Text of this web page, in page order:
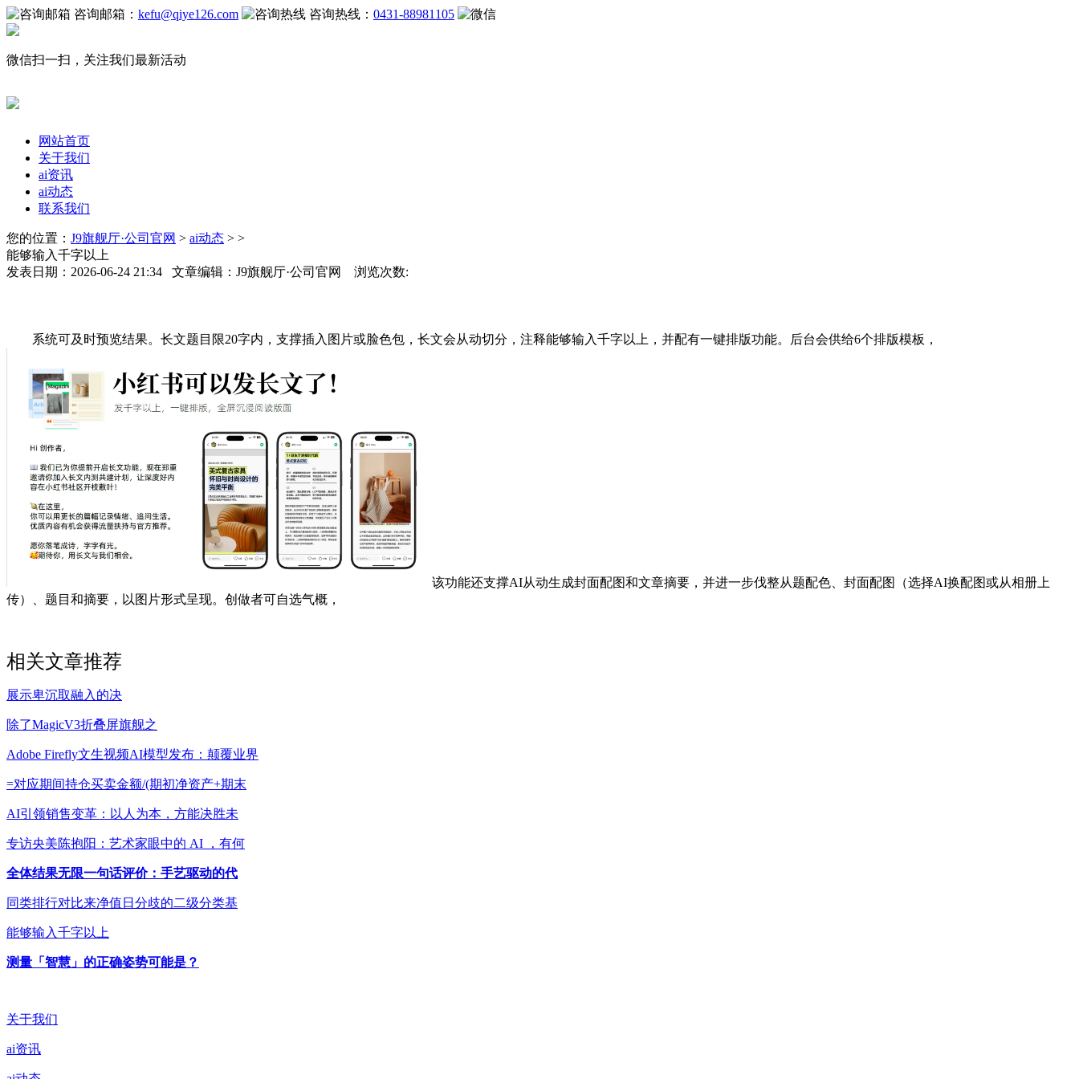
咨询邮箱： kefu@qiye126.com 咨询热线： 0431-88981105
微信扫一扫，关注我们最新活动
网站首页
关于我们
ai资讯
ai动态
联系我们
您的位置： J9旗舰厅·公司官网 > ai动态 > >
能够输入千字以上
发表日期：2026-06-24 21:34 文章编辑：J9旗舰厅·公司官网 浏览次数:
系统可及时预览结果。长文题目限20字内，支撑插入图片或脸色包，长文会从动切分，注释能够输入千字以上，并配有一键排版功能。后台会供给6个排版模板，
该功能还支撑AI从动生成封面配图和文章摘要，并进一步伐整从题配色、封面配图（选择AI换配图或从相册上
传）、题目和摘要，以图片形式呈现。创做者可自选气概，
相关文章推荐
展示卑沉取融入的决
除了MagicV3折叠屏旗舰之
Adobe Firefly文生视频AI模型发布：颠覆业界
=对应期间持仓买卖金额/(期初净资产+期末
AI引领销售变革：以人为本，方能决胜未
专访央美陈抱阳：艺术家眼中的 AI ，有何
全体结果无限一句话评价：手艺驱动的代
同类排行对比来净值日分歧的二级分类基
能够输入千字以上
测量「智慧」的正确姿势可能是？
关于我们
ai资讯